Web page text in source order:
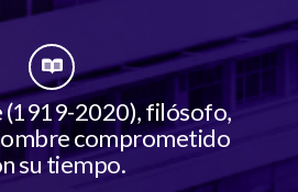
(1919-2020), filósofo,
comprometido
su tiempo.